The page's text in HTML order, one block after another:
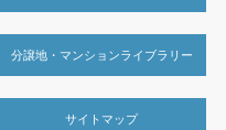
分譲地・マンションライブラリー
サイトマップ